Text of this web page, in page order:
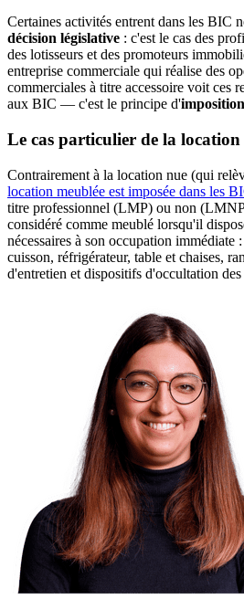
Certaines activités entrent dans les BIC
décision législative : c'est le cas des
des lotisseurs et des promoteurs
entreprise commerciale qui réalise des
commerciales à titre accessoire voit ces
aux BIC — c'est le principe d'
Le cas particulier de la location
Contrairement à la location nue (qui
location meublée est imposée dans les
titre professionnel (LMP) ou non
considéré comme meublé lorsqu'il
nécessaires à son occupation immédiate
cuisson, réfrigérateur, table et chaises,
d'entretien et dispositifs d'occultation des